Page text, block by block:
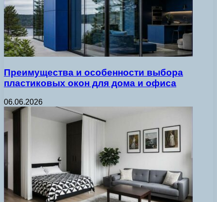
Преимущества и особенности выбора
пластиковых окон для дома и офиса
06.06.2026